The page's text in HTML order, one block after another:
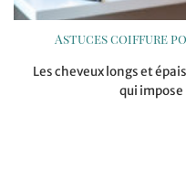
Astuces coiffure
Les cheveux longs et
qui impose